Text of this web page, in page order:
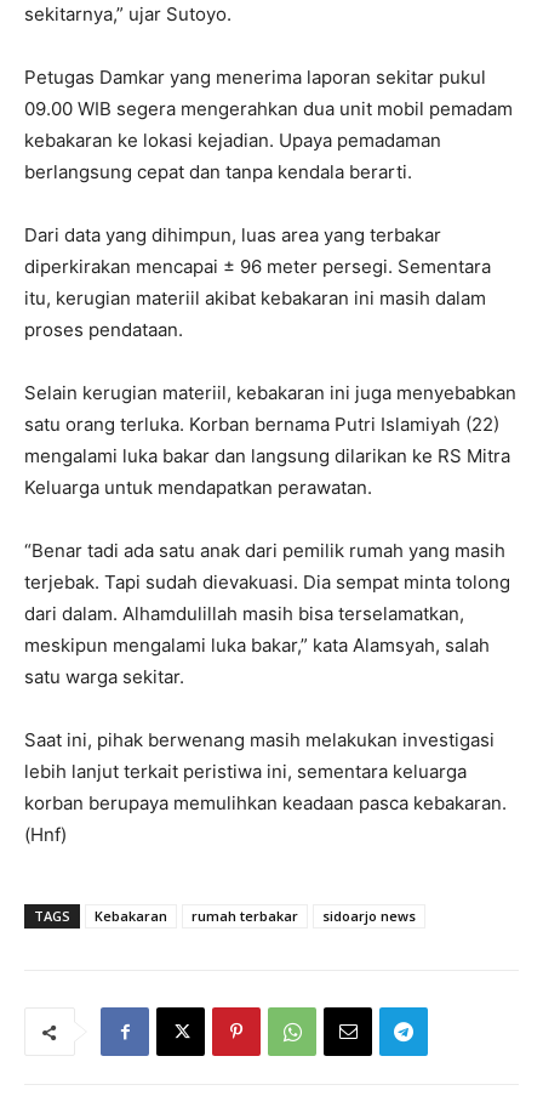
sekitarnya,” ujar Sutoyo.
Petugas Damkar yang menerima laporan sekitar pukul
09.00 WIB segera mengerahkan dua unit mobil pemadam
kebakaran ke lokasi kejadian. Upaya pemadaman
berlangsung cepat dan tanpa kendala berarti.
Dari data yang dihimpun, luas area yang terbakar
diperkirakan mencapai ± 96 meter persegi. Sementara
itu, kerugian materiil akibat kebakaran ini masih dalam
proses pendataan.
Selain kerugian materiil, kebakaran ini juga menyebabkan
satu orang terluka. Korban bernama Putri Islamiyah (22)
mengalami luka bakar dan langsung dilarikan ke RS Mitra
Keluarga untuk mendapatkan perawatan.
“Benar tadi ada satu anak dari pemilik rumah yang masih
terjebak. Tapi sudah dievakuasi. Dia sempat minta tolong
dari dalam. Alhamdulillah masih bisa terselamatkan,
meskipun mengalami luka bakar,” kata Alamsyah, salah
satu warga sekitar.
Saat ini, pihak berwenang masih melakukan investigasi
lebih lanjut terkait peristiwa ini, sementara keluarga
korban berupaya memulihkan keadaan pasca kebakaran.
(Hnf)
TAGS Kebakaran rumah terbakar sidoarjo news